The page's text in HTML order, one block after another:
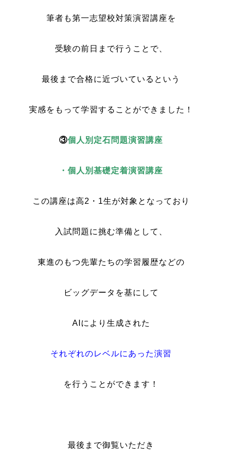
筆者も第一志望校対策演習講座を
受験の前日まで行うことで、
最後まで合格に近づいているという
実感をもって学習することができました！
③個人別定石問題演習講座
・個人別基礎定着演習講座
この講座は高2・1生が対象となっており
入試問題に挑む準備として、
東進のもつ先輩たちの学習履歴などの
ビッグデータを基にして
AIにより生成された
それぞれのレベルにあった演習
を行うことができます！
最後まで御覧いただき